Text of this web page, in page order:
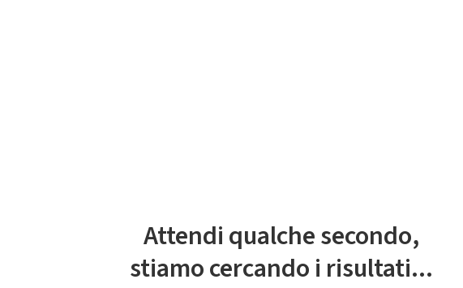
Attendi qualche secondo,
stiamo cercando i risultati...